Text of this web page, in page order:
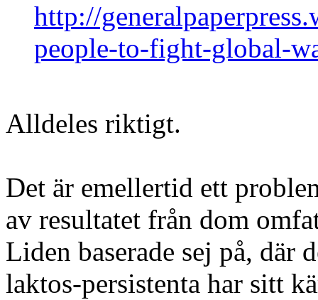
http://
people-to-fight-global-
Alldeles riktigt.
Det är emellertid ett
av resultatet från dom
Liden baserade sej på, där
laktos-persistenta har sitt